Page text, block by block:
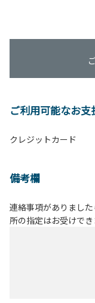
ご利用可能なお
クレジットカード
備考欄
連絡事項がありまし
所の指定はお受けでき